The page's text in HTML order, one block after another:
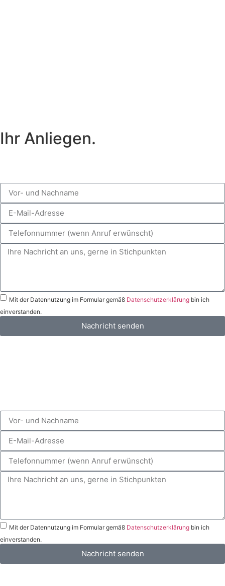
Ihr Anliegen.
Mit der Datennutzung im Formular gemäß Datenschutzerklärung bin ich
einverstanden.
Nachricht senden
Mit der Datennutzung im Formular gemäß Datenschutzerklärung bin ich
einverstanden.
Nachricht senden